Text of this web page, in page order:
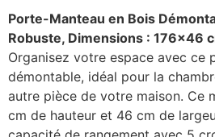
Porte-Manteau en Bois
Robuste, Dimensions : 176×46
Organisez votre espace avec ce
démontable, idéal pour la
autre pièce de votre maison. Ce
cm de hauteur et 46 cm de